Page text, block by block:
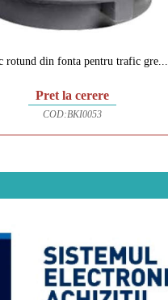
rotund din fonta pentru trafic gre...
Pret la cerere
COD:BKI0053